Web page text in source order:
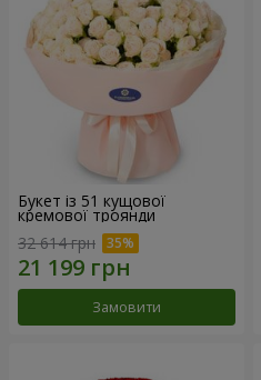
Букет із 51 кущової
кремової троянди
32 614 грн
Замовити